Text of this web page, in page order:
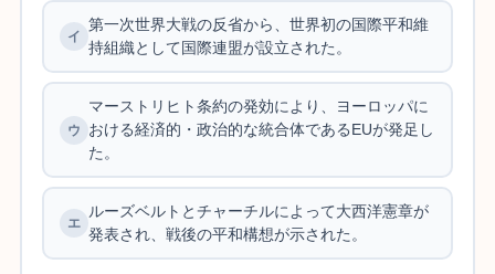
第一次世界大戦の反省から、世界初の国際平和維
持組織として国際連盟が設立された。
マーストリヒト条約の発効により、ヨーロッパに
おける経済的・政治的な統合体であるEUが発足し
た。
ルーズベルトとチャーチルによって大西洋憲章が
発表され、戦後の平和構想が示された。